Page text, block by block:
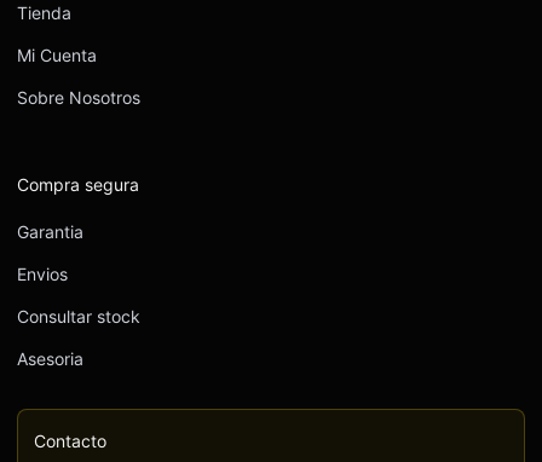
Tienda
Mi Cuenta
Sobre Nosotros
Compra segura
Garantia
Envios
Consultar stock
Asesoria
Contacto